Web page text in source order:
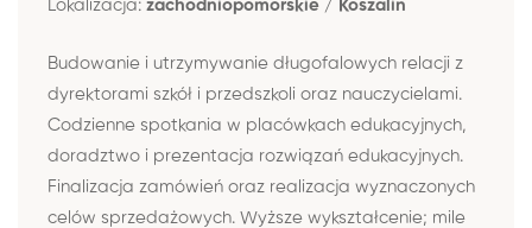
Lokalizacja: zachodniopomorskie / Koszalin
Budowanie i utrzymywanie długofalowych relacji z
dyrektorami szkół i przedszkoli oraz nauczycielami.
Codzienne spotkania w placówkach edukacyjnych,
doradztwo i prezentacja rozwiązań edukacyjnych.
Finalizacja zamówień oraz realizacja wyznaczonych
celów sprzedażowych. Wyższe wykształcenie; mile